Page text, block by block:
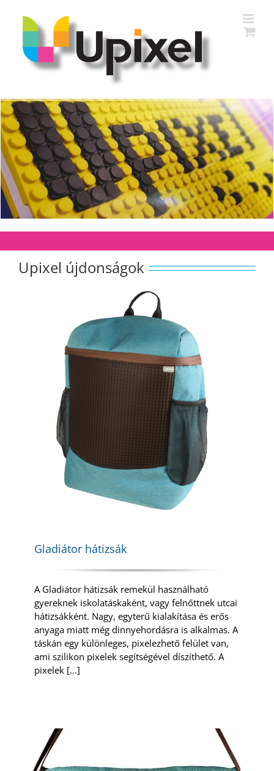
Upixel újdonságok
Gladiátor hátizsák
A Gladiátor hátizsák remekül használható
gyereknek iskolatáskaként, vagy felnőttnek utcai
hátizsákként. Nagy, egyterű kialakítása és erős
anyaga miatt még dinnyehordásra is alkalmas. A
táskán egy különleges, pixelezhető felület van,
ami szilikon pixelek segítségével díszíthető. A
pixelek [...]